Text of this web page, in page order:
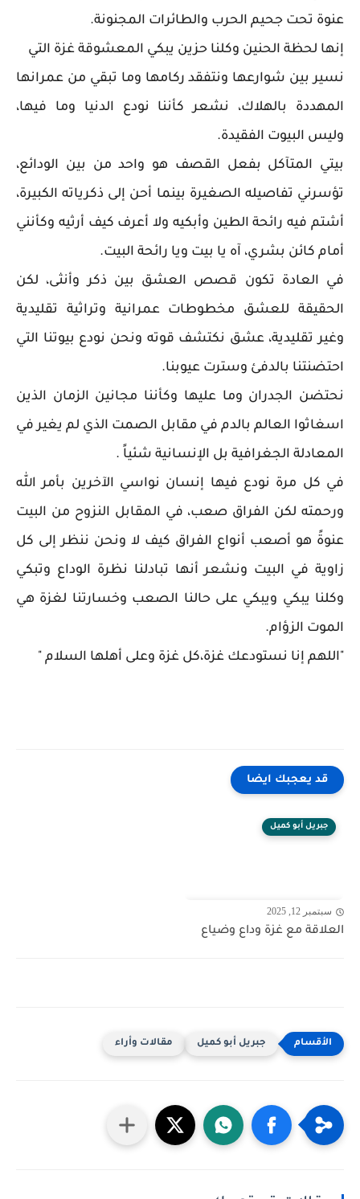
عنوة تحت جحيم الحرب والطائرات المجنونة.
إنها لحظة الحنين وكلنا حزين يبكي المعشوقة غزة التي
نسير بين شوارعها ونتفقد ركامها وما تبقي من عمرانها
المهددة بالهلاك، نشعر كأننا نودع الدنيا وما فيها،
وليس البيوت الفقيدة.
بيتي المتآكل بفعل القصف هو واحد من بين الودائع،
تؤسرني تفاصيله الصغيرة بينما أحن إلى ذكرياته الكبيرة،
أشتم فيه رائحة الطين وأبكيه ولا أعرف كيف أرثيه وكأنني
أمام كائن بشري، آه يا بيت ويا رائحة البيت.
في العادة تكون قصص العشق بين ذكر وأنثى، لكن
الحقيقة للعشق مخطوطات عمرانية وتراثية تقليدية
وغير تقليدية، عشق نكتشف قوته ونحن نودع بيوتنا التي
احتضنتنا بالدفئ وسترت عيوبنا.
نحتضن الجدران وما عليها وكأننا مجانين الزمان الذين
اسغاثوا العالم بالدم في مقابل الصمت الذي لم يغير في
المعادلة الجغرافية بل الإنسانية شئياً .
في كل مرة نودع فيها إنسان نواسي الآخرين بأمر الله
ورحمته لكن الفراق صعب، في المقابل النزوح من البيت
عنوةً هو أصعب أنواع الفراق كيف لا ونحن ننظر إلى كل
زاوية في البيت ونشعر أنها تبادلنا نظرة الوداع وتبكي
وكلنا يبكي ويبكي على حالنا الصعب وخسارتنا لغزة هي
الموت الزؤام.
"اللهم إنا نستودعك غزة،كل غزة وعلى أهلها السلام "
قد يعجبك ايضا
جبريل أبو كميل
سبتمبر 12, 2025
العلاقة مع غزة وداع وضياع
جبريل أبو كميل مقالات وأراء